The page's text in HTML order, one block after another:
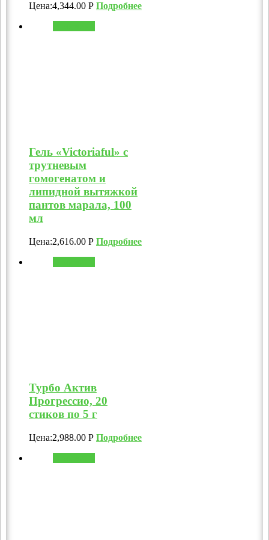
Цена:4,344.00 Р Подробнее
Гель «Victoriaful» с
трутневым
гомогенатом и
липидной вытяжкой
пантов марала, 100
мл
Цена:2,616.00 Р Подробнее
Турбо Актив
Прогрессио, 20
стиков по 5 г
Цена:2,988.00 Р Подробнее